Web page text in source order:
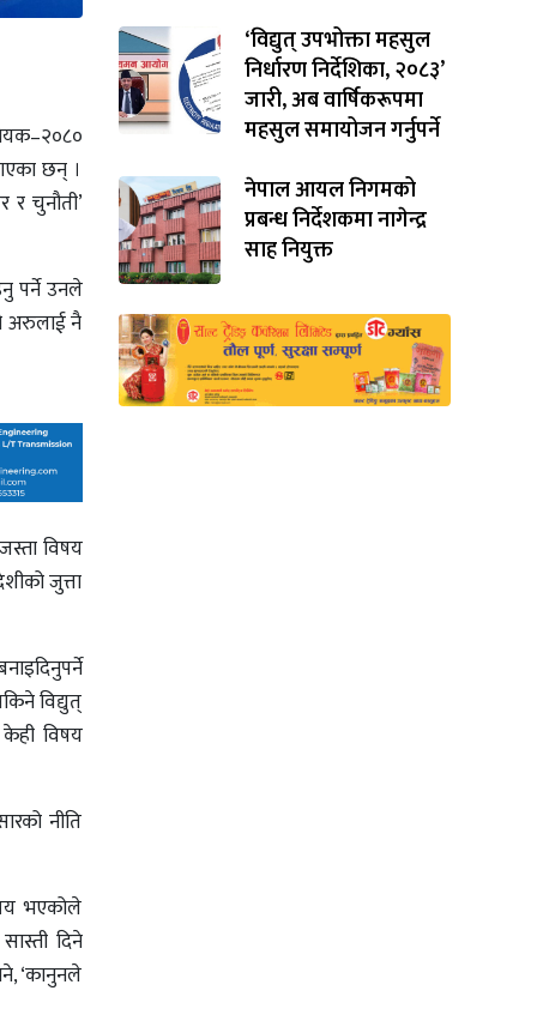
छन् ।
र चुनौती’
पर्ने उनले
अरुलाई नै
विषय
जुत्ता
विद्युत्
केही विषय
नीति
भएकोले
दिने
‘कानुनले
‘विद्युत् उपभोक्ता महसुल
निर्धारण निर्देशिका, २०८३’
जारी, अब वार्षिकरूपमा
महसुल समायोजन गर्नुपर्ने
नेपाल आयल निगमको
प्रबन्ध निर्देशकमा नागेन्द्र
साह नियुक्त